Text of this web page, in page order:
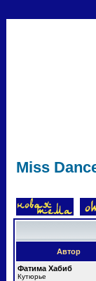
Miss
Автор
Фатима Хабиб
Кутюрье